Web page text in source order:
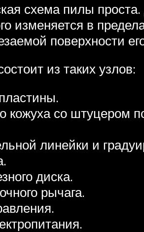
схема пилы проста.
изменяется в
поверхности
из таких узлов:
кожуха со штуцером
линейки и
диска.
рычага.